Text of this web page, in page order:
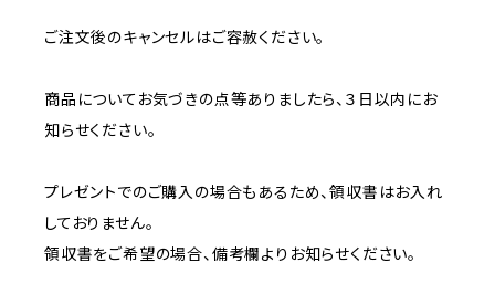
ご注文後のキャンセルはご容赦ください。
商品についてお気づきの点等ありましたら、３日以内にお
知らせください。
プレゼントでのご購入の場合もあるため、領収書はお入れ
しておりません。
領収書をご希望の場合、備考欄よりお知らせください。